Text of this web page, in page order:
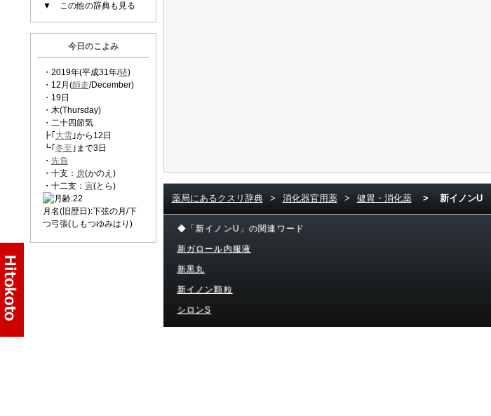
▼ この他の辞典も見る
今日のこよみ
・2019年(平成31年/猪)
・12月(師走/December)
・19日
・木(Thursday)
・二十四節気
┣｢ 大雪｣から12日
┗｢ 冬至 ｣まで3日
・ 先負
・十支： 庚(かのえ)
・十二支： 寅(とら)
月名(旧歴日):下弦の月/下
つ弓張(しもつゆみはり)
薬局にあるクスリ辞典 > 消化器官用薬 > 健胃・消化薬 > 新イノンU
◆「新イノンU」の関連ワード
新ガロール内服液
新黒丸
新イノン顆粒
シロンS